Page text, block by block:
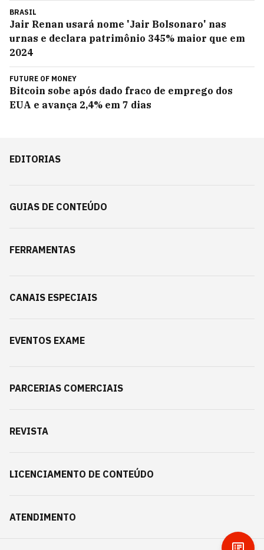
BRASIL
Jair Renan usará nome 'Jair Bolsonaro' nas
urnas e declara patrimônio 345% maior que em
2024
FUTURE OF MONEY
Bitcoin sobe após dado fraco de emprego dos
EUA e avança 2,4% em 7 dias
EDITORIAS
GUIAS DE CONTEÚDO
FERRAMENTAS
CANAIS ESPECIAIS
EVENTOS EXAME
PARCERIAS COMERCIAIS
REVISTA
LICENCIAMENTO DE CONTEÚDO
ATENDIMENTO